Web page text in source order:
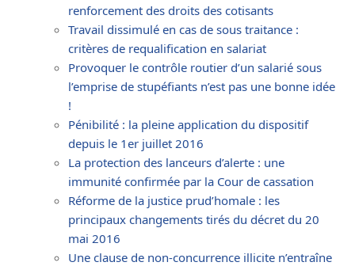
renforcement des droits des cotisants
Travail dissimulé en cas de sous traitance :
critères de requalification en salariat
Provoquer le contrôle routier d’un salarié sous
l’emprise de stupéfiants n’est pas une bonne idée
!
Pénibilité : la pleine application du dispositif
depuis le 1er juillet 2016
La protection des lanceurs d’alerte : une
immunité confirmée par la Cour de cassation
Réforme de la justice prud’homale : les
principaux changements tirés du décret du 20
mai 2016
Une clause de non-concurrence illicite n’entraîne